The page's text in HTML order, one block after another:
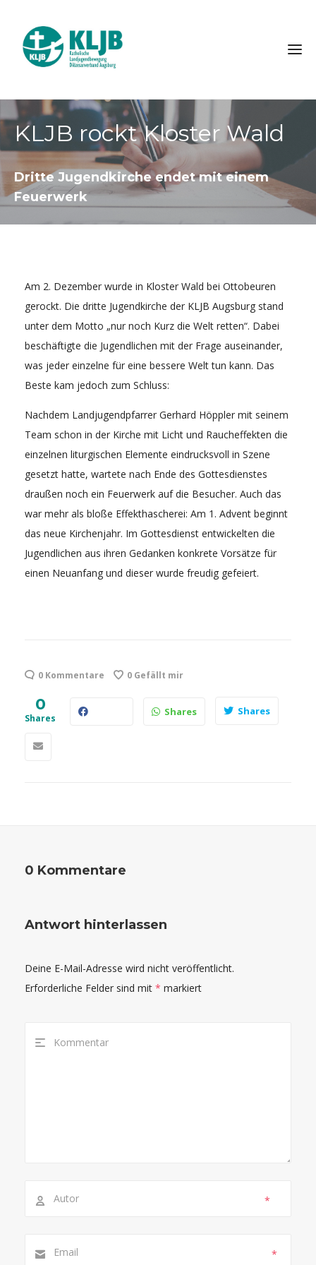
KLJB rockt Kloster Wald
Dritte Jugendkirche endet mit einem
Feuerwerk
Am 2. Dezember wurde in Kloster Wald bei Ottobeuren
gerockt. Die dritte Jugendkirche der KLJB Augsburg stand
unter dem Motto „nur noch Kurz die Welt retten“. Dabei
beschäftigte die Jugendlichen mit der Frage auseinander,
was jeder einzelne für eine bessere Welt tun kann. Das
Beste kam jedoch zum Schluss:
Nachdem Landjugendpfarrer Gerhard Höppler mit seinem
Team schon in der Kirche mit Licht und Raucheffekten die
einzelnen liturgischen Elemente eindrucksvoll in Szene
gesetzt hatte, wartete nach Ende des Gottesdienstes
draußen noch ein Feuerwerk auf die Besucher. Auch das
war mehr als bloße Effekthascherei: Am 1. Advent beginnt
das neue Kirchenjahr. Im Gottesdienst entwickelten die
Jugendlichen aus ihren Gedanken konkrete Vorsätze für
einen Neuanfang und dieser wurde freudig gefeiert.
0 Kommentare 0 Gefällt mir
0
Shares
Shares Shares
0 Kommentare
Antwort hinterlassen
Deine E-Mail-Adresse wird nicht veröffentlicht.
Erforderliche Felder sind mit * markiert
*
*